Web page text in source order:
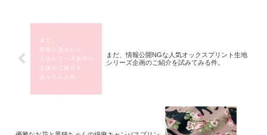
まだ、情報公開NGな人気オックスプリント生地
シリーズ企画のご紹介を試みてみる件。